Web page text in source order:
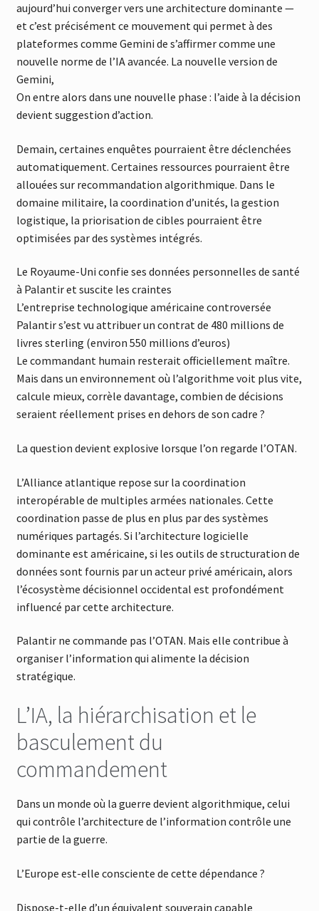
aujourd’hui converger vers une architecture dominante —
et c’est précisément ce mouvement qui permet à des
plateformes comme Gemini de s’affirmer comme une
nouvelle norme de l’IA avancée. La nouvelle version de
Gemini,
On entre alors dans une nouvelle phase : l’aide à la décision
devient suggestion d’action.
Demain, certaines enquêtes pourraient être déclenchées
automatiquement. Certaines ressources pourraient être
allouées sur recommandation algorithmique. Dans le
domaine militaire, la coordination d’unités, la gestion
logistique, la priorisation de cibles pourraient être
optimisées par des systèmes intégrés.
Le Royaume-Uni confie ses données personnelles de santé
à Palantir et suscite les craintes
L’entreprise technologique américaine controversée
Palantir s’est vu attribuer un contrat de 480 millions de
livres sterling (environ 550 millions d’euros)
Le commandant humain resterait officiellement maître.
Mais dans un environnement où l’algorithme voit plus vite,
calcule mieux, corrèle davantage, combien de décisions
seraient réellement prises en dehors de son cadre ?
La question devient explosive lorsque l’on regarde l’OTAN.
L’Alliance atlantique repose sur la coordination
interopérable de multiples armées nationales. Cette
coordination passe de plus en plus par des systèmes
numériques partagés. Si l’architecture logicielle
dominante est américaine, si les outils de structuration de
données sont fournis par un acteur privé américain, alors
l’écosystème décisionnel occidental est profondément
influencé par cette architecture.
Palantir ne commande pas l’OTAN. Mais elle contribue à
organiser l’information qui alimente la décision
stratégique.
L’IA, la hiérarchisation et le
basculement du
commandement
Dans un monde où la guerre devient algorithmique, celui
qui contrôle l’architecture de l’information contrôle une
partie de la guerre.
L’Europe est-elle consciente de cette dépendance ?
Dispose-t-elle d’un équivalent souverain capable